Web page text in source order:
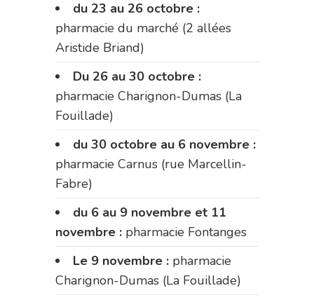
du 23 au 26 octobre :
pharmacie du marché (2 allées
Aristide Briand)
Du 26 au 30 octobre :
pharmacie Charignon-Dumas (La
Fouillade)
du 30 octobre au 6 novembre :
pharmacie Carnus (rue Marcellin-
Fabre)
du 6 au 9 novembre et 11
novembre : pharmacie Fontanges
Le 9 novembre : pharmacie
Charignon-Dumas (La Fouillade)